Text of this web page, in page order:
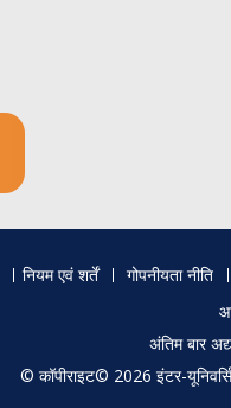
नियम एवं शर्तें
गोपनीयता नीति
अंतिम बार
© कॉपीराइट© 2026 इंटर-